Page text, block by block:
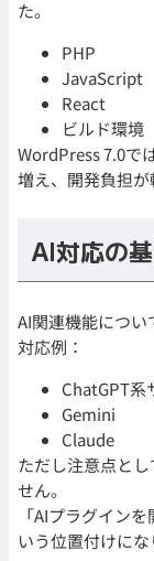
た。
PHP
JavaScript
React
ビルド環境
WordPress 7.0で
増え、開発負担が
AI対応の
AI関連機能につい
対応例：
ChatGPT系
Gemini
Claude
ただし注意点と
せん。
「AIプラグイン
いう位置付けにな